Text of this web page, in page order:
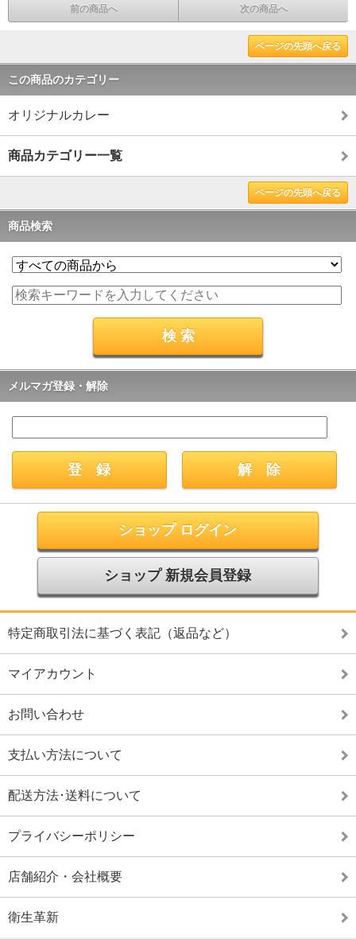
前の商品へ 次の商品へ
ページの先頭へ戻る
この商品のカテゴリー
オリジナルカレー
商品カテゴリー一覧
ページの先頭へ戻る
商品検索
メルマガ登録・解除
ショップ ログイン
ショップ 新規会員登録
特定商取引法に基づく表記（返品など）
マイアカウント
お問い合わせ
支払い方法について
配送方法･送料について
プライバシーポリシー
店舗紹介・会社概要
衛生革新